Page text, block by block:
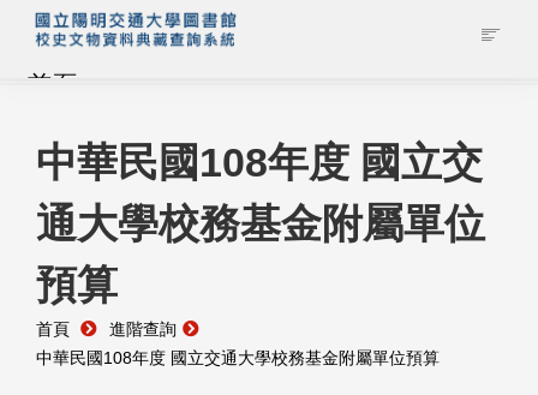
首頁
藏品查詢
校史館簡介
藏品清單全覽
資料調閱申請
中華民國108年度 國立交
通大學校務基金附屬單位
預算
首頁
進階查詢
中華民國108年度 國立交通大學校務基金附屬單位預算